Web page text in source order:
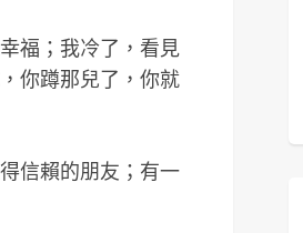
福；我冷了，看見
你蹲那兒了，你就
信賴的朋友；有一